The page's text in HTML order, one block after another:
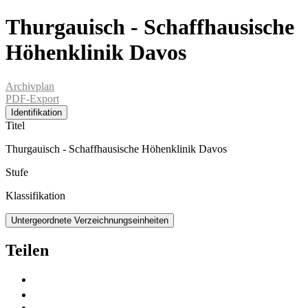
Thurgauisch - Schaffhausische
Höhenklinik Davos
Archivplan
PDF-Export
Identifikation
Titel
Thurgauisch - Schaffhausische Höhenklinik Davos
Stufe
Klassifikation
Untergeordnete Verzeichnungseinheiten
Teilen